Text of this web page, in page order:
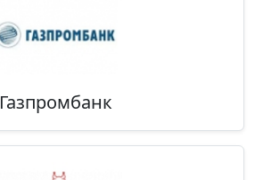
Газпромбанк